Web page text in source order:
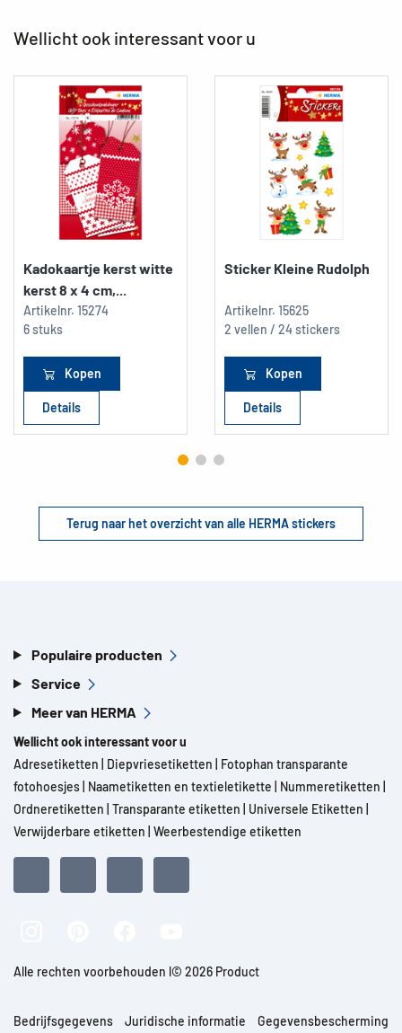
Wellicht ook interessant voor u
Kadokaartje kerst witte
kerst 8 x 4 cm,...
Artikelnr. 15274
6 stuks
Kopen
Details
Sticker Kleine Rudolph
Artikelnr. 15625
2 vellen / 24 stickers
Kopen
Details
Terug naar het overzicht van alle HERMA stickers
Populaire producten
Service
Meer van HERMA
Wellicht ook interessant voor u
Adresetiketten
Diepvriesetiketten
Fotophan transparante
fotohoesjes Naametiketten en textieletikette Nummeretiketten
Ordneretiketten Transparante etiketten Universele Etiketten
Verwijderbare etiketten Weerbestendige etiketten
Alle rechten voorbehouden l© 2026 Product
Bedrijfsgegevens Juridische informatie Gegevensbescherming